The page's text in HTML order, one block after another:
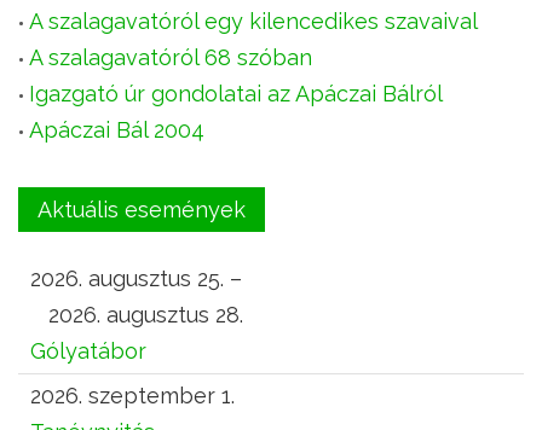
A szalagavatóról egy kilencedikes szavaival
A szalagavatóról 68 szóban
Igazgató úr gondolatai az Apáczai Bálról
Apáczai Bál 2004
Aktuális események
2026. augusztus 25. –
2026. augusztus 28.
Gólyatábor
2026. szeptember 1.